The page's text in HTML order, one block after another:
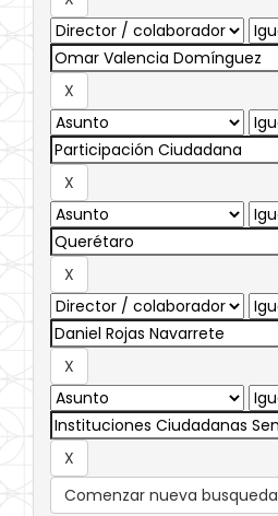
Comenzar nueva busqueda